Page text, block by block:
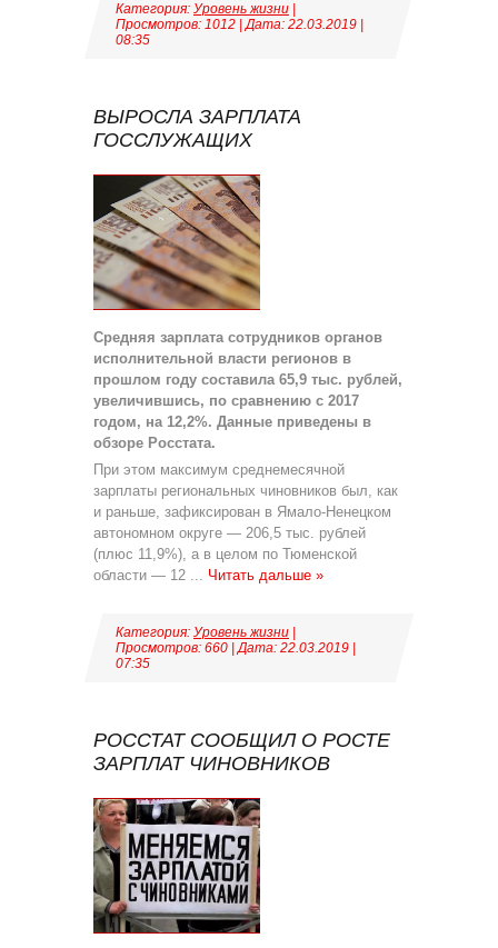
Категория: Уровень жизни
Просмотров: 1012 | Дата: 22.03.2019
08:35
ВЫРОСЛА ЗАРПЛАТА
ГОССЛУЖАЩИХ
Средняя зарплата сотрудников органов
исполнительной власти регионов в
прошлом году составила 65,9 тыс. рублей,
увеличившись, по сравнению с 2017
годом, на 12,2%. Данные приведены в
обзоре Росстата.
При этом максимум среднемесячной
зарплаты региональных чиновников был, как
и раньше, зафиксирован в Ямало-Ненецком
автономном округе — 206,5 тыс. рублей
(плюс 11,9%), а в целом по Тюменской
области — 12 ... Читать дальше »
Категория: Уровень жизни
Просмотров: 660 | Дата: 22.03.2019
07:35
РОССТАТ СООБЩИЛ О РОСТЕ
ЗАРПЛАТ ЧИНОВНИКОВ